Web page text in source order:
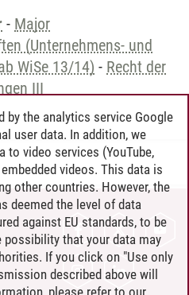
- Major
(Unternehmens- und
WiSe 13/14) - Recht der
III
by the analytics service Google
user data. In addition, we
to video services (YouTube,
videos. This data is
other countries. However, the
deemed the level of data
against EU standards, to be
that your data may
If you click on "Use only
described above will
please refer to our